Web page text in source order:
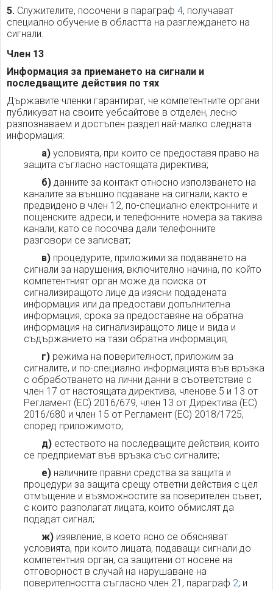
5. Служителите, посочени в параграф 4, получават
специално обучение в областта на разглеждането на
сигнали.
Член 13
Информация за приемането на сигнали и
последващите действия по тях
Държавите членки гарантират, че компетентните органи
публикуват на своите уебсайтове в отделен, лесно
разпознаваем и достъпен раздел най-малко следната
информация:
а)условията, при които се предоставя право на
защита съгласно настоящата директива;
б)данните за контакт относно използването на
каналите за външно подаване на сигнали, както е
предвидено в член 12, по-специално електронните и
пощенските адреси, и телефонните номера за такива
канали, като се посочва дали телефонните
разговори се записват;
в)процедурите, приложими за подаването на
сигнали за нарушения, включително начина, по който
компетентният орган може да поиска от
сигнализиращото лице да изясни подадената
информация или да предостави допълнителна
информация, срока за предоставяне на обратна
информация на сигнализиращото лице и вида и
съдържанието на тази обратна информация;
г)режима на поверителност, приложим за
сигналите, и по-специално информацията във връзка
с обработването на лични данни в съответствие с
член 17 от настоящата директива, членове 5 и 13 от
Регламент (ЕС) 2016/679, член 13 от Директива (ЕС)
2016/680 и член 15 от Регламент (ЕС) 2018/1725,
според приложимото;
д)естеството на последващите действия, които
се предприемат във връзка със сигналите;
е)наличните правни средства за защита и
процедури за защита срещу ответни действия с цел
отмъщение и възможностите за поверителен съвет,
с които разполагат лицата, които обмислят да
подадат сигнал;
ж)изявление, в което ясно се обясняват
условията, при които лицата, подаващи сигнали до
компетентния орган, са защитени от носене на
отговорност в случай на нарушаване на
поверителността съгласно член 21, параграф 2; и